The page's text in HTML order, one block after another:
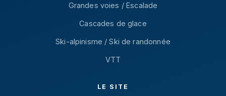
Grandes voies / Escalade
Cascades de glace
Ski-alpinisme / Ski de randonnée
VTT
LE SITE